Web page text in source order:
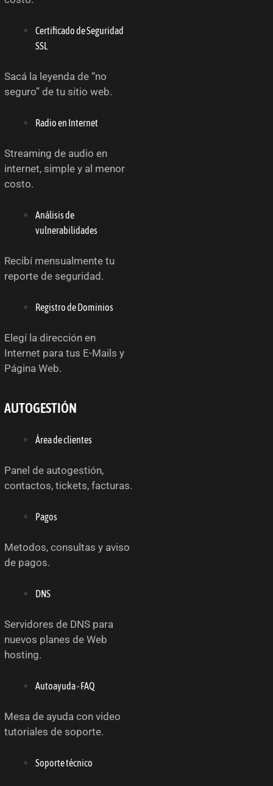
Certificado de Seguridad
SSL
Sacá la leyenda de “no
seguro” de tu sitio web.
Radio en Internet
Streaming de audio en
internet, simple y al menor
costo.
Análisis de
vulnerabilidades
Recibí mensualmente tu
reporte de seguridad.
Registro de Dominios
Elegí la dirección en
Internet para tus E-Mails y
Página Web.
AUTOGESTIÓN
Área de clientes
Panel de autogestión,
contactos, tickets, facturas.
Pagos
Metodos, consultas y aviso
de pagos.
DNS
Servidores de DNS para
nuevos planes de Web
hosting.
Autoayuda - FAQ
Mesa de ayuda con video
tutoriales de soporte.
Soporte técnico